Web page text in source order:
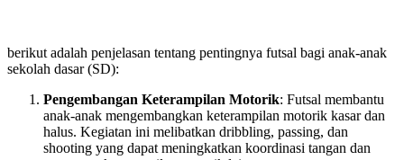
berikut adalah penjelasan tentang pentingnya futsal bagi anak-anak
sekolah dasar (SD):
Pengembangan Keterampilan Motorik: Futsal membantu
anak-anak mengembangkan keterampilan motorik kasar dan
halus. Kegiatan ini melibatkan dribbling, passing, dan
shooting yang dapat meningkatkan koordinasi tangan dan